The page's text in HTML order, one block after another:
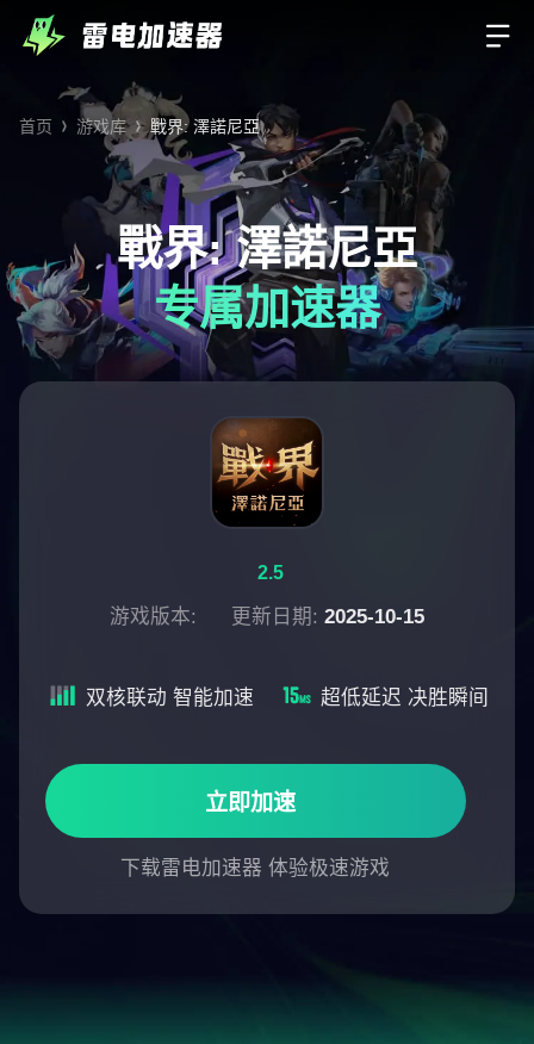
首页 游戏库 戰界: 澤諾尼亞
戰界: 澤諾尼亞
专属加速器
2.5
游戏版本: 更新日期: 2025-10-15
立即加速
下载雷电加速器 体验极速游戏
双核联动 智能加速 超低延迟 决胜瞬间